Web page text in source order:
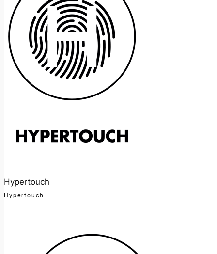
Hypertouch
Hypertouch